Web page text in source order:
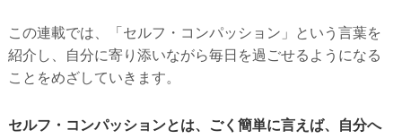
この連載では、「セルフ・コンパッション」という言葉を
紹介し、自分に寄り添いながら毎日を過ごせるようになる
ことをめざしていきます。
セルフ・コンパッションとは、ごく簡単に言えば、自分へ